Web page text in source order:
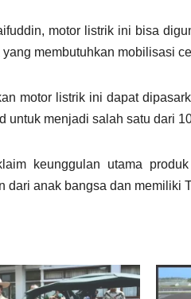
motor listrik ini bisa
membutuhkan mobilisasi
motor listrik ini dapat
untuk menjadi salah satu dari
keunggulan utama
dari anak bangsa dan memiliki